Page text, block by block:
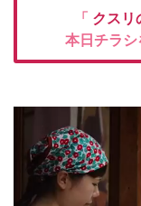
「 クスリ
本日チラシ